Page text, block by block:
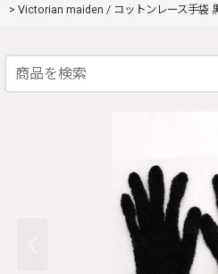
> Victorian maiden / コットンレース手袋